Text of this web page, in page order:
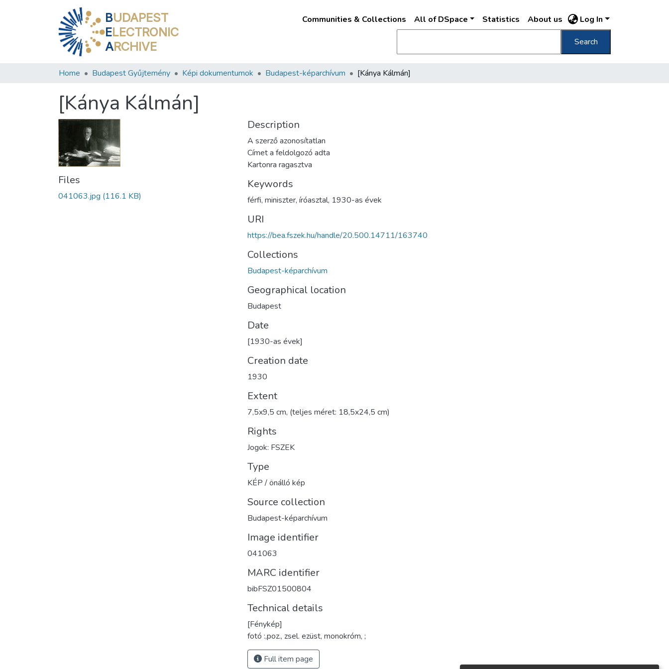
BUDAPEST
ELECTRONIC
ARCHIVE
Communities & Collections All of DSpace Statistics About us Log In
Search
Home Budapest Gyűjtemény Képi dokumentumok Budapest-képarchívum [Kánya Kálmán]
[Kánya Kálmán]
Files
041063.jpg (116.1 KB)
Description
A szerző azonosítatlan
Címet a feldolgozó adta
Kartonra ragasztva
Keywords
férfi, miniszter, íróasztal, 1930-as évek
URI
https://bea.fszek.hu/handle/20.500.14711/163740
Collections
Budapest-képarchívum
Geographical location
Budapest
Date
[1930-as évek]
Creation date
1930
Extent
7,5x9,5 cm, (teljes méret: 18,5x24,5 cm)
Rights
Jogok: FSZEK
Type
KÉP / önálló kép
Source collection
Budapest-képarchívum
Image identifier
041063
MARC identifier
bibFSZ01500804
Technical details
[Fénykép]
fotó :,poz., zsel. ezüst, monokróm, ;
Full item page